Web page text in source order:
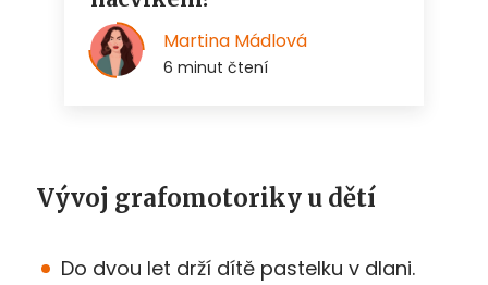
Vývoj grafomotoriky u dětí
Do dvou let drží dítě pastelku v dlani.